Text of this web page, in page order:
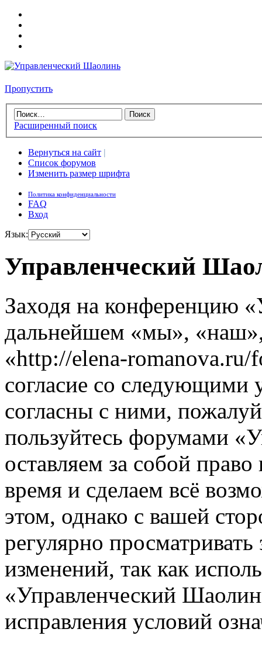
Пропустить
Расширенный поиск
Вернуться на сайт |
Список форумов
Изменить размер шрифта
Политика конфиденциальности
FAQ
Вход
Язык:
Управленческий
Заходя на конференцию
дальнейшем «мы»,
«http://elena-romanova.ru/
согласие со следующими
согласны с ними,
пользуйтесь форумами
оставляем за собой
время и сделаем всё
этом, однако с вашей
регулярно просматривать
изменений, так как
«Управленческий
исправления условий